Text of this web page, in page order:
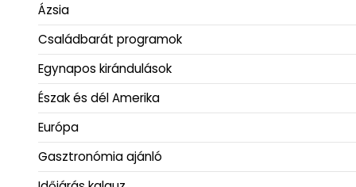
Ázsia
Családbarát programok
Egynapos kirándulások
Észak és dél Amerika
Európa
Gasztronómia ajánló